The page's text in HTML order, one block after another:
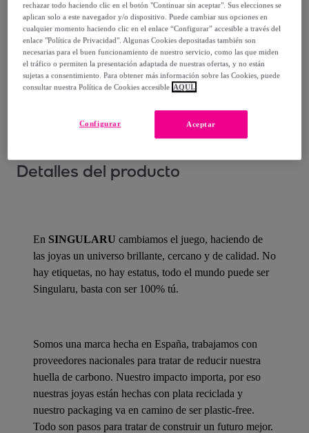
Gratis desde 30 € de compra
Entrega: Entre el09/08y el12/08
¿Cómo funciona?
Detalles del producto
En SINGULARU cambiamos el juego, haciendo de
las joyas un universo brillante, cercano y de calidad. No
hay etiquetas, no hay estatus, todo el mundo puede ser
Singularu, basta con ser 100% tú.
Somos una marca hecha en España, trabajamos con
proveedores nacionales para tratar de reducir nuestra
huella de carbono. Nuestro impacto importa, por eso
nuestras joyas están hechas con plata reciclada y
nuestro packaging va en camino de ser plastic-free.
Todo son pasos para tratar de construir un futuro mejor.
rechazar todo haciendo clic en el botón "Continuar sin aceptar". Sus elecciones se
aplican solo a este navegador y/o dispositivo. Puede cambiar sus opciones en
cualquier momento haciendo clic en el enlace “Configurar” accesible a través del
enlace "Política de Privacidad". Algunas Cookies depositadas también son
necesarias para el buen funcionamiento de nuestro servicio, como las que miden
el tráfico o permiten la presentación adaptada de nuestras ofertas, y no están
sujetas a consentimiento. Para obtener más información sobre las Cookies, puede
consultar nuestra Política de Cookies accesible AQUÍ.
Aceptar
Configurar